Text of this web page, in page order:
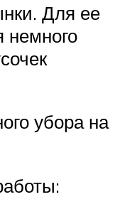
Для ее
немного
убора на